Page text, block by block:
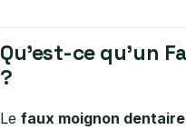
Qu’est-ce qu’un
?
Le faux moignon dentaire